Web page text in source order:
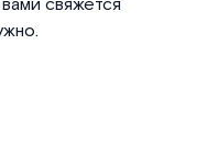
свяжется